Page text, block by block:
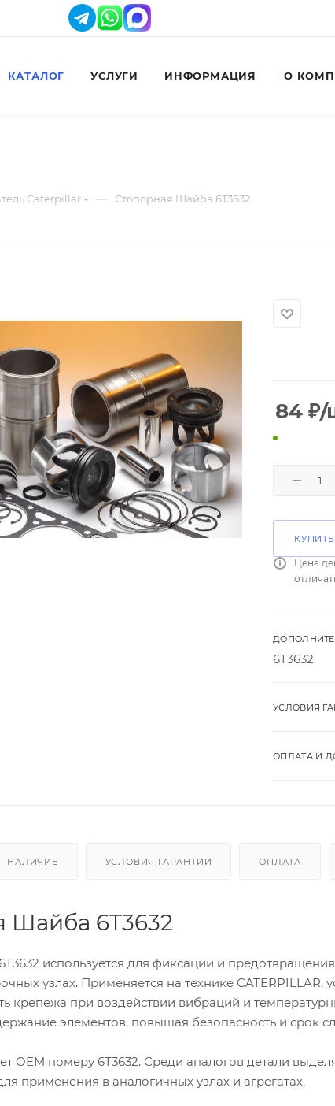
КАТАЛОГ УСЛУГИ ИНФОРМАЦИЯ О
Caterpillar — Стопорная Шайба 6T3632
84 ₽/
Цена
6T3632
УСЛОВИЯ
ОПЛАТА И
НАЛИЧИЕ УСЛОВИЯ ГАРАНТИИ ОПЛАТА
Шайба 6T3632
используется для фиксации и
узлах. Применяется на технике CATERPILLAR,
крепежа при воздействии вибраций и
элементов, повышая безопасность и срок
OEM номеру 6T3632. Среди аналогов детали
применения в аналогичных узлах и агрегатах.